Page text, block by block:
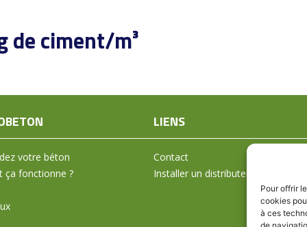
Pour offrir
cookies
à ces
de ciment/m³
votre béton
ça fonctionne ?
LIENS
Contact
Installer un distributeur